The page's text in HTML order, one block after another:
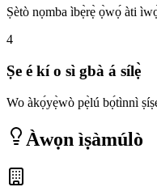
Ṣètò nọmba ìbẹ̀rẹ̀ ọ̀wọ́ àti
4
Ṣe é kí o sì gbà á sílẹ̀
Wo àkọ́yẹ̀wò pẹ̀lú bọ́tìnnì
Àwọn ìṣàmúlò